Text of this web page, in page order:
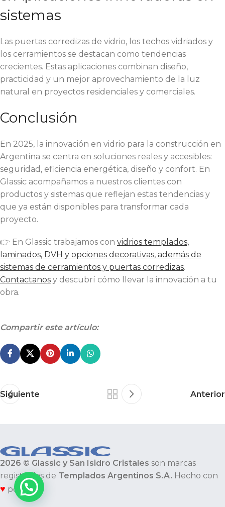
sistemas
Las puertas corredizas de vidrio, los techos vidriados y
los cerramientos se destacan como tendencias
crecientes. Estas aplicaciones combinan diseño,
practicidad y un mejor aprovechamiento de la luz
natural en proyectos residenciales y comerciales.
Conclusión
En 2025, la innovación en vidrio para la construcción en
Argentina se centra en soluciones reales y accesibles:
seguridad, eficiencia energética, diseño y confort. En
Glassic acompañamos a nuestros clientes con
productos y sistemas que reflejan estas tendencias y
que ya están disponibles para transformar cada
proyecto.
👉 En Glassic trabajamos con vidrios templados,
laminados, DVH y opciones decorativas, además de
sistemas de cerramientos y puertas corredizas.
Contactanos y descubrí cómo llevar la innovación a tu
obra.
Compartir este artículo:
Siguiente Anterior
2026 © Glassic y San Isidro Cristales son marcas
registradas de Templados Argentinos S.A. Hecho con
♥ por